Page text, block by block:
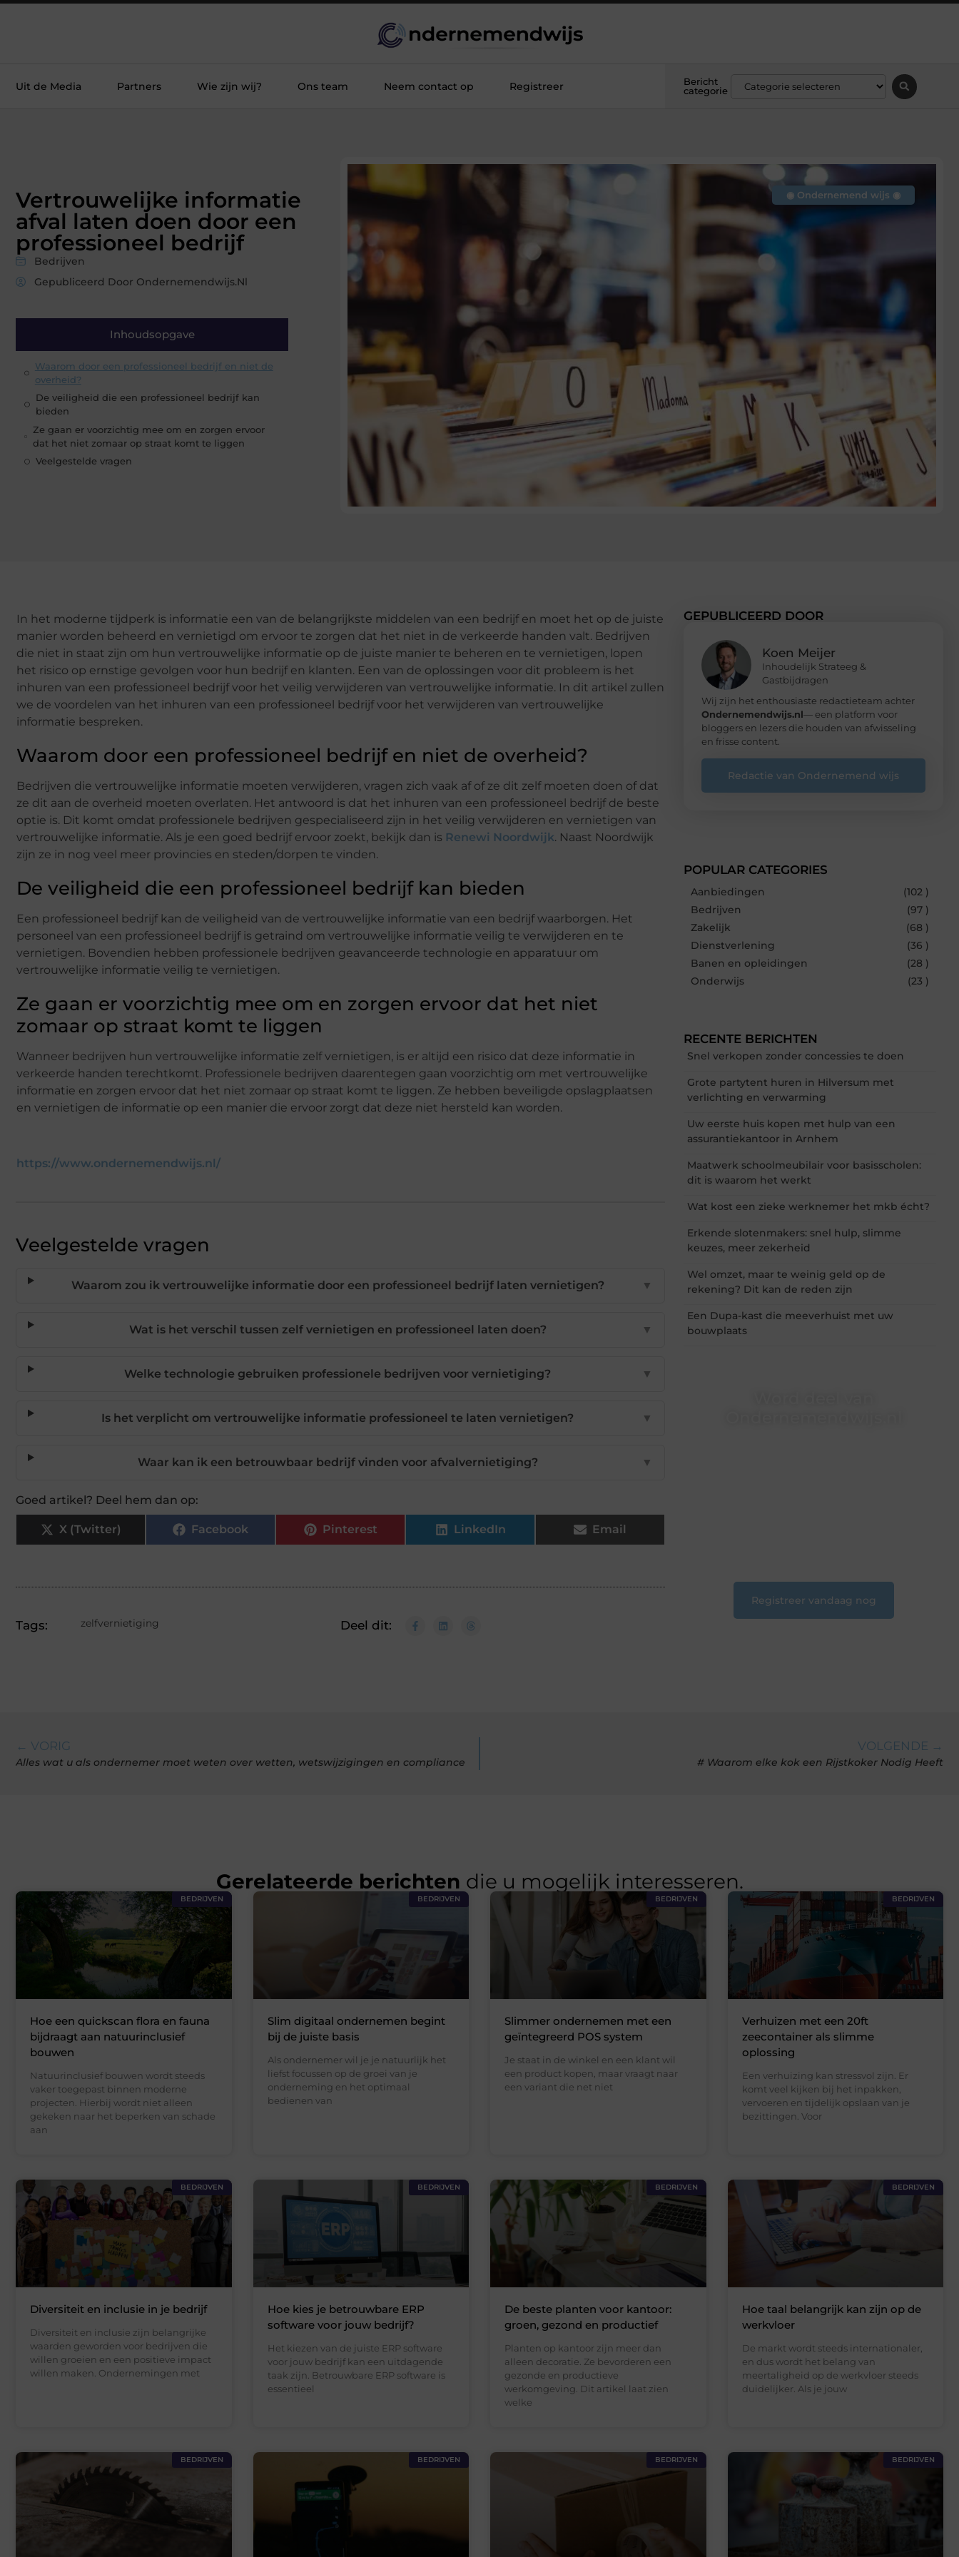
Uit de Media Partners Wie zijn wij? Ons team Neem contact op Registreer
Bericht
categorie
Vertrouwelijke informatie
afval laten doen door een
professioneel bedrijf
Bedrijven
Gepubliceerd Door Ondernemendwijs.nl
Inhoudsopgave
Waarom door een professioneel bedrijf en niet de
overheid?
De veiligheid die een professioneel bedrijf kan
bieden
Ze gaan er voorzichtig mee om en zorgen ervoor
dat het niet zomaar op straat komt te liggen
Veelgestelde vragen
◉ Ondernemend wijs ◉
In het moderne tijdperk is informatie een van de belangrijkste middelen van een bedrijf en moet het op de juiste
manier worden beheerd en vernietigd om ervoor te zorgen dat het niet in de verkeerde handen valt. Bedrijven
die niet in staat zijn om hun vertrouwelijke informatie op de juiste manier te beheren en te vernietigen, lopen
het risico op ernstige gevolgen voor hun bedrijf en klanten. Een van de oplossingen voor dit probleem is het
inhuren van een professioneel bedrijf voor het veilig verwijderen van vertrouwelijke informatie. In dit artikel zullen
we de voordelen van het inhuren van een professioneel bedrijf voor het verwijderen van vertrouwelijke
informatie bespreken.
Waarom door een professioneel bedrijf en niet de overheid?
Bedrijven die vertrouwelijke informatie moeten verwijderen, vragen zich vaak af of ze dit zelf moeten doen of dat
ze dit aan de overheid moeten overlaten. Het antwoord is dat het inhuren van een professioneel bedrijf de beste
optie is. Dit komt omdat professionele bedrijven gespecialiseerd zijn in het veilig verwijderen en vernietigen van
vertrouwelijke informatie. Als je een goed bedrijf ervoor zoekt, bekijk dan is Renewi Noordwijk. Naast Noordwijk
zijn ze in nog veel meer provincies en steden/dorpen te vinden.
De veiligheid die een professioneel bedrijf kan bieden
Een professioneel bedrijf kan de veiligheid van de vertrouwelijke informatie van een bedrijf waarborgen. Het
personeel van een professioneel bedrijf is getraind om vertrouwelijke informatie veilig te verwijderen en te
vernietigen. Bovendien hebben professionele bedrijven geavanceerde technologie en apparatuur om
vertrouwelijke informatie veilig te vernietigen.
Ze gaan er voorzichtig mee om en zorgen ervoor dat het niet
zomaar op straat komt te liggen
Wanneer bedrijven hun vertrouwelijke informatie zelf vernietigen, is er altijd een risico dat deze informatie in
verkeerde handen terechtkomt. Professionele bedrijven daarentegen gaan voorzichtig om met vertrouwelijke
informatie en zorgen ervoor dat het niet zomaar op straat komt te liggen. Ze hebben beveiligde opslagplaatsen
en vernietigen de informatie op een manier die ervoor zorgt dat deze niet hersteld kan worden.
https://www.ondernemendwijs.nl/
Veelgestelde vragen
Waarom zou ik vertrouwelijke informatie door een professioneel bedrijf laten vernietigen? ▼
Wat is het verschil tussen zelf vernietigen en professioneel laten doen? ▼
Welke technologie gebruiken professionele bedrijven voor vernietiging? ▼
Is het verplicht om vertrouwelijke informatie professioneel te laten vernietigen? ▼
Waar kan ik een betrouwbaar bedrijf vinden voor afvalvernietiging? ▼
Goed artikel? Deel hem dan op:
X (Twitter) Facebook Pinterest LinkedIn Email
Tags: zelfvernietiging Deel dit:
GEPUBLICEERD DOOR
Koen Meijer
Inhoudelijk Strateeg &
Gastbijdragen
Wij zijn het enthousiaste redactieteam achter
Ondernemendwijs.nl— een platform voor
bloggers en lezers die houden van afwisseling
en frisse content.
Redactie van Ondernemend wijs
POPULAR CATEGORIES
Aanbiedingen
(102 )
Bedrijven
(97 )
Zakelijk
(68 )
Dienstverlening
(36 )
Banen en opleidingen
(28 )
Onderwijs
(23 )
RECENTE BERICHTEN
Snel verkopen zonder concessies te doen
Grote partytent huren in Hilversum met
verlichting en verwarming
Uw eerste huis kopen met hulp van een
assurantiekantoor in Arnhem
Maatwerk schoolmeubilair voor basisscholen:
dit is waarom het werkt
Wat kost een zieke werknemer het mkb écht?
Erkende slotenmakers: snel hulp, slimme
keuzes, meer zekerheid
Wel omzet, maar te weinig geld op de
rekening? Dit kan de reden zijn
Een Dupa-kast die meeverhuist met uw
bouwplaats
Registreer vandaag nog
← VORIG
Alles wat u als ondernemer moet weten over wetten, wetswijzigingen en compliance
VOLGENDE →
# Waarom elke kok een Rijstkoker Nodig Heeft
Gerelateerde berichten die u mogelijk interesseren.
BEDRIJVEN
Hoe een quickscan flora en fauna
bijdraagt aan natuurinclusief
bouwen
Natuurinclusief bouwen wordt steeds
vaker toegepast binnen moderne
projecten. Hierbij wordt niet alleen
gekeken naar het beperken van schade
aan
BEDRIJVEN
Slim digitaal ondernemen begint
bij de juiste basis
Als ondernemer wil je je natuurlijk het
liefst focussen op de groei van je
onderneming en het optimaal
bedienen van
BEDRIJVEN
Slimmer ondernemen met een
geïntegreerd POS system
Je staat in de winkel en een klant wil
een product kopen, maar vraagt naar
een variant die net niet
BEDRIJVEN
Verhuizen met een 20ft
zeecontainer als slimme
oplossing
Een verhuizing kan stressvol zijn. Er
komt veel kijken bij het inpakken,
vervoeren en tijdelijk opslaan van je
bezittingen. Voor
BEDRIJVEN
Diversiteit en inclusie in je bedrijf
Diversiteit en inclusie zijn belangrijke
waarden geworden voor bedrijven die
willen groeien en een positieve impact
willen maken. Ondernemingen met
BEDRIJVEN
Hoe kies je betrouwbare ERP
software voor jouw bedrijf?
Het kiezen van de juiste ERP software
voor jouw bedrijf kan een uitdagende
taak zijn. Betrouwbare ERP software is
essentieel
BEDRIJVEN
De beste planten voor kantoor:
groen, gezond en productief
Planten op kantoor zijn meer dan
alleen decoratie. Ze bevorderen een
gezonde en productieve
werkomgeving. Dit artikel laat zien
welke
BEDRIJVEN
Hoe taal belangrijk kan zijn op de
werkvloer
De markt wordt steeds internationaler,
en dus wordt het belang van
meertaligheid op de werkvloer steeds
duidelijker. Als je jouw
BEDRIJVEN BEDRIJVEN BEDRIJVEN BEDRIJVEN